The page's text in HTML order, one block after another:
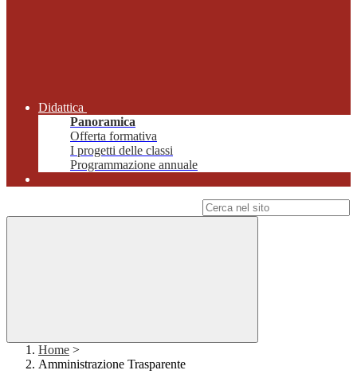
Didattica
Panoramica
Offerta formativa
I progetti delle classi
Programmazione annuale
Home >
Amministrazione Trasparente